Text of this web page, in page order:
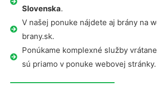
Slovenska.
V našej ponuke nájdete aj brány na
brany.sk.
Ponúkame komplexné služby
sú priamo v ponuke webovej stránky.